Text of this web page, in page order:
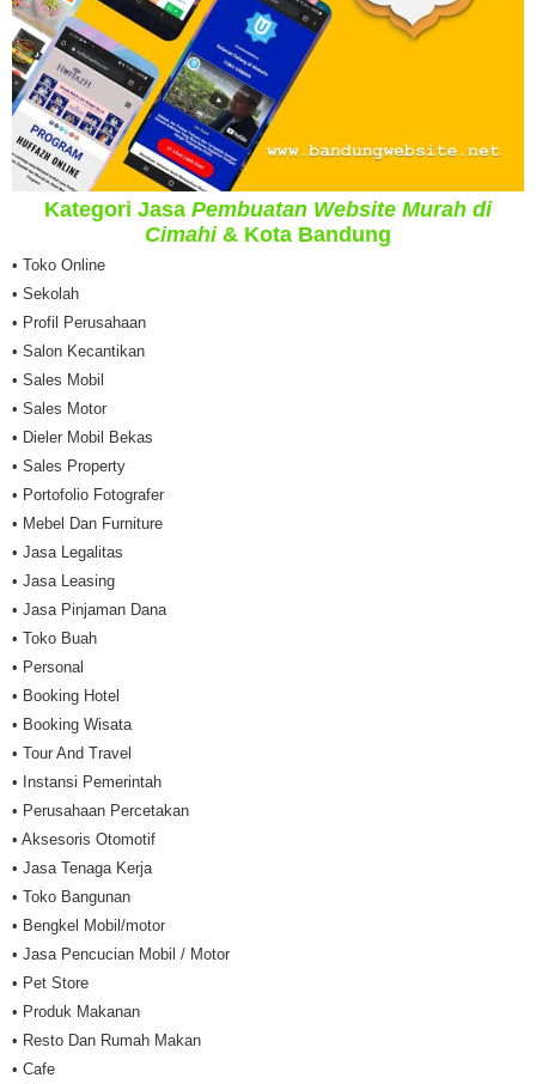
Kategori Jasa Pembuatan Website Murah di
Cimahi& Kota Bandung
• Toko Online
• Sekolah
• Profil Perusahaan
• Salon Kecantikan
• Sales Mobil
• Sales Motor
• Dieler Mobil Bekas
• Sales Property
• Portofolio Fotografer
• Mebel Dan Furniture
• Jasa Legalitas
• Jasa Leasing
• Jasa Pinjaman Dana
• Toko Buah
• Personal
• Booking Hotel
• Booking Wisata
• Tour And Travel
• Instansi Pemerintah
• Perusahaan Percetakan
• Aksesoris Otomotif
• Jasa Tenaga Kerja
• Toko Bangunan
• Bengkel Mobil/motor
• Jasa Pencucian Mobil / Motor
• Pet Store
• Produk Makanan
• Resto Dan Rumah Makan
• Cafe